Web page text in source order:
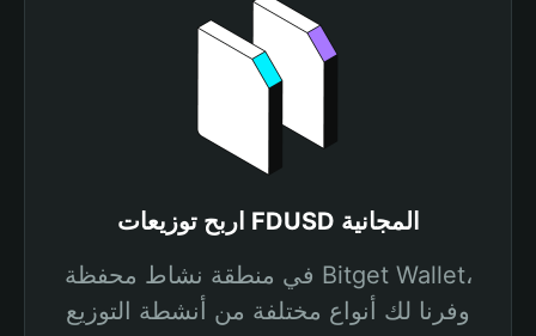
اربح توزيعات FDUSD المجانية
في منطقة نشاط محفظة Bitget Wallet،
وفرنا لك أنواع مختلفة من أنشطة التوزيع